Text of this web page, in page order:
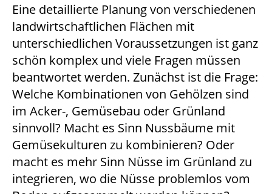
Eine detaillierte Planung von verschiedenen
landwirtschaftlichen Flächen mit
unterschiedlichen Voraussetzungen ist ganz
schön komplex und viele Fragen müssen
beantwortet werden. Zunächst ist die Frage:
Welche Kombinationen von Gehölzen sind
im Acker-, Gemüsebau oder Grünland
sinnvoll? Macht es Sinn Nussbäume mit
Gemüsekulturen zu kombinieren? Oder
macht es mehr Sinn Nüsse im Grünland zu
integrieren, wo die Nüsse problemlos vom